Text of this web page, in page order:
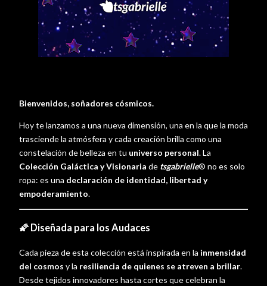
Bienvenidos, soñadores cósmicos.
Hoy te lanzamos a una nueva dimensión, una en la que la moda
trasciende la atmósfera y cada creación brilla como una
constelación de belleza en tu universo personal. La
Colección Galáctica y Visionaria de tsgabrielle® no es solo
ropa: es una declaración de identidad, libertad y
empoderamiento.
🌠 Diseñada para los Audaces
Cada pieza de esta colección está inspirada en la inmensidad
del cosmos y la resiliencia de quienes se atreven a brillar.
Desde tejidos innovadores hasta cortes que celebran la